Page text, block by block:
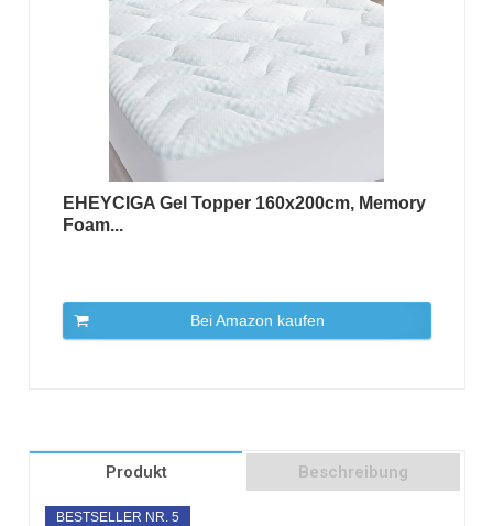
EHEYCIGA Gel Topper 160x200cm, Memory
Foam...
Bei Amazon kaufen
Produkt Beschreibung
BESTSELLER NR. 5